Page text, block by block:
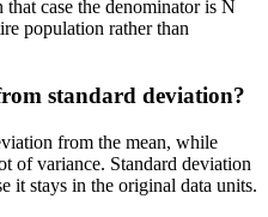
case the denominator is N
population rather than
standard deviation?
from the mean, while
of variance. Standard deviation
it stays in the original data units.